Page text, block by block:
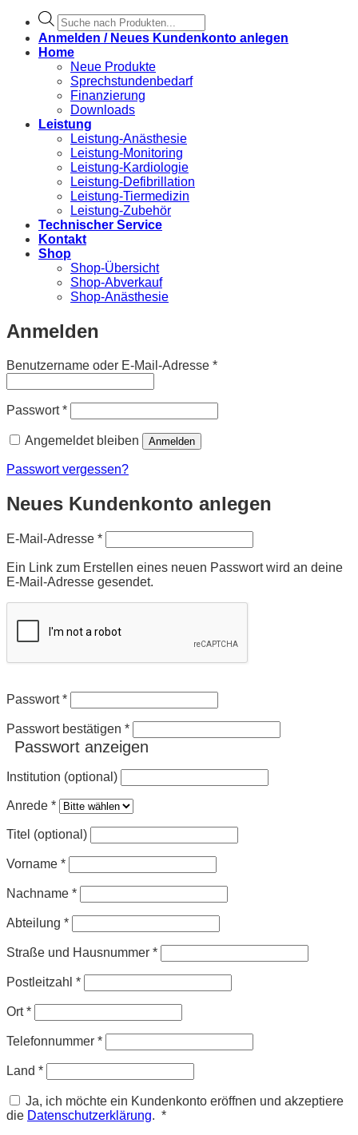
Products
search
Anmelden / Neues Kundenkonto anlegen
Home
Neue Produkte
Sprechstundenbedarf
Finanzierung
Downloads
Leistung
Leistung-Anästhesie
Leistung-Monitoring
Leistung-Kardiologie
Leistung-Defibrillation
Leistung-Tiermedizin
Leistung-Zubehör
Technischer Service
Kontakt
Shop
Shop-Übersicht
Shop-Abverkauf
Shop-Anästhesie
Anmelden
Benutzername oder E-Mail-Adresse *Erforderlich
Passwort*Erforderlich
Angemeldet bleiben Anmelden
Passwort vergessen?
Neues Kundenkonto anlegen
E-Mail-Adresse *Erforderlich
Ein Link zum Erstellen eines neuen Passwort wird an deine
E-Mail-Adresse gesendet.
Passwort*
Passwort bestätigen *
Passwort anzeigen
Institution (optional)
Anrede *
Titel (optional)
Vorname *
Nachname *
Abteilung *
Straße und Hausnummer *
Postleitzahl *
Ort*
Telefonnummer *
Land *
Ja, ich möchte ein Kundenkonto eröffnen und akzeptiere
die Datenschutzerklärung. *Erforderlich